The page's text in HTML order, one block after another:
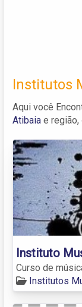
Institutos
Aqui você
Atibaia e
Instituto
Curso de
Institutos